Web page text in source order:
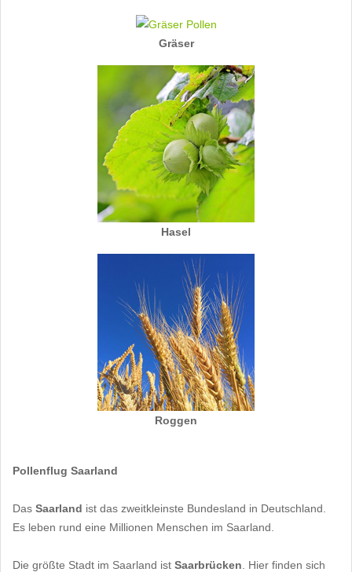
Gräser
Hasel
Roggen
Pollenflug Saarland
Das Saarland ist das zweitkleinste Bundesland in Deutschland.
Es leben rund eine Millionen Menschen im Saarland.
Die größte Stadt im Saarland ist Saarbrücken . Hier finden sich